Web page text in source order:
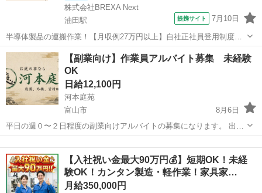
株式会社BREXA Next
油田駅
提携サイト 7月10日
半導体製品の運搬作業！【月収例27万円以上】自社正社員登用制度あ
り★備品付きワンルーム寮完備★寮から工場まで送迎あり◎空調完備
で1年中快適作業！マイカー通勤OK＆無料駐車場あり★《富山県砺波
市》 人気の工場のお仕事 ◇半導...
富山 砺波市 油田駅 その他
【副業向け】作業員アルバイト募集 未経験
OK
日給12,100円
河本庭苑
富山市
8月6日
平日の週０〜２日程度の副業向けアルバイトの募集になります。 出勤
日は相談して調整します。 特徴的なのが ・副業向けの募集なので、本
業や自営業の片手間や暇な時に働ける環境となっております。 基本的
には先輩作業員の指示に従っ...【入社祝い金最大90万円💰】短期OK！未経
験OK！カンタン製造・軽作業！家具家…
月給350,000円